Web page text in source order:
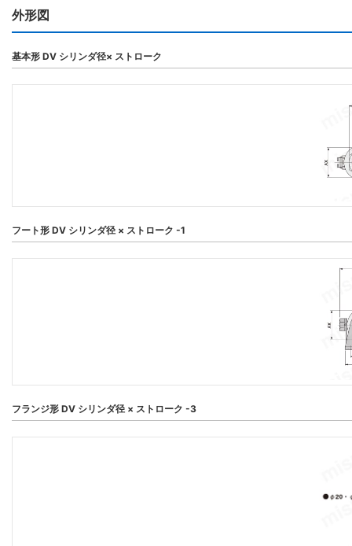
外形図
基本形 DV シリンダ径× ストローク
フート形 DV シリンダ径 × ストローク -1
フランジ形 DV シリンダ径 × ストローク -3